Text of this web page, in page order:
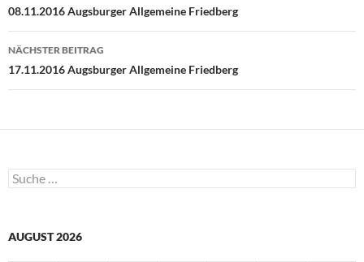
d
n
e
u
e
s
g
e
ö
e
t
08.11.2016 Augsburger Allgemeine Friedberg
NÄCHSTER BEITRAG
17.11.2016 Augsburger Allgemeine Friedberg
Suche
nach:
AUGUST 2026